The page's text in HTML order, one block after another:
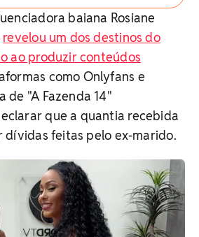
baiana Rosiane
revelou um dos destinos do
ao produzir conteúdos
como Onlyfans e
de "A Fazenda 14"
que a quantia recebida
feitas pelo ex-marido.